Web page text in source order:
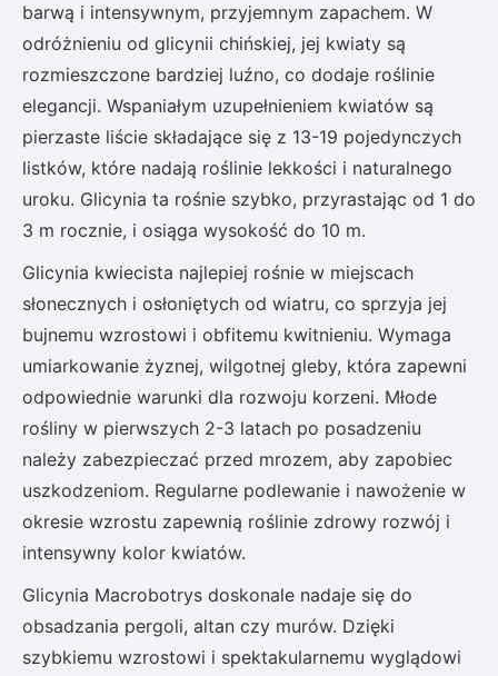
barwą i intensywnym, przyjemnym zapachem. W
odróżnieniu od glicynii chińskiej, jej kwiaty są
rozmieszczone bardziej luźno, co dodaje roślinie
elegancji. Wspaniałym uzupełnieniem kwiatów są
pierzaste liście składające się z 13-19 pojedynczych
listków, które nadają roślinie lekkości i naturalnego
uroku. Glicynia ta rośnie szybko, przyrastając od 1 do
3 m rocznie, i osiąga wysokość do 10 m.
Glicynia kwiecista najlepiej rośnie w miejscach
słonecznych i osłoniętych od wiatru, co sprzyja jej
bujnemu wzrostowi i obfitemu kwitnieniu. Wymaga
umiarkowanie żyznej, wilgotnej gleby, która zapewni
odpowiednie warunki dla rozwoju korzeni. Młode
rośliny w pierwszych 2-3 latach po posadzeniu
należy zabezpieczać przed mrozem, aby zapobiec
uszkodzeniom. Regularne podlewanie i nawożenie w
okresie wzrostu zapewnią roślinie zdrowy rozwój i
intensywny kolor kwiatów.
Glicynia Macrobotrys doskonale nadaje się do
obsadzania pergoli, altan czy murów. Dzięki
szybkiemu wzrostowi i spektakularnemu wyglądowi